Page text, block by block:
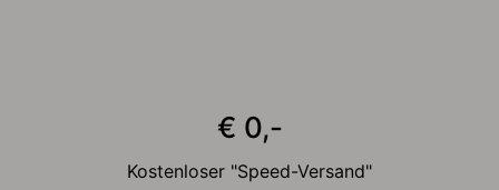
€ 0,-
Kostenloser "Speed-Versand"